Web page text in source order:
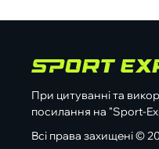
При цитуванні та
посилання на "Sport-
Всі права захищені ©